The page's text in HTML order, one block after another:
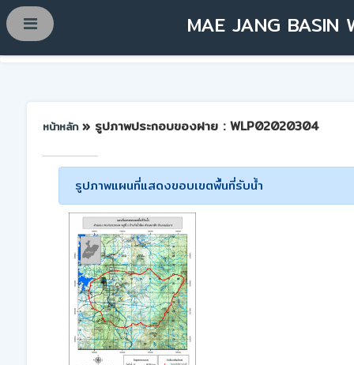
MAE JANG BASIN
หน้าหลัก » รูปภาพประกอบของฝาย : WLP02020304
รูปภาพแผนที่แสดงขอบเขตพื้นที่รับน้ำ